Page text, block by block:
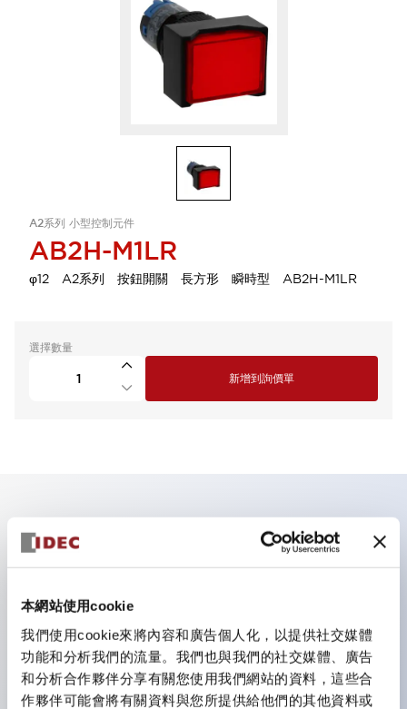
本網站使用cookie
我們使用cookie來將內容和廣告個人化，以提供社交媒體
功能和分析我們的流量。我們也與我們的社交媒體、廣告
和分析合作夥伴分享有關您使用我們網站的資料，這些合
作夥伴可能會將有關資料與您所提供給他們的其他資料或
A2系列 小型控制元件
AB2H-M1LR
φ12 A2系列 按鈕開關 長方形 瞬時型 AB2H-M1LR
選擇數量
新增到詢價單
主要特點
作業性提升的背部端子方式，全系列統一22mm軸長的
平坦端子面。
UL・CSA認證品